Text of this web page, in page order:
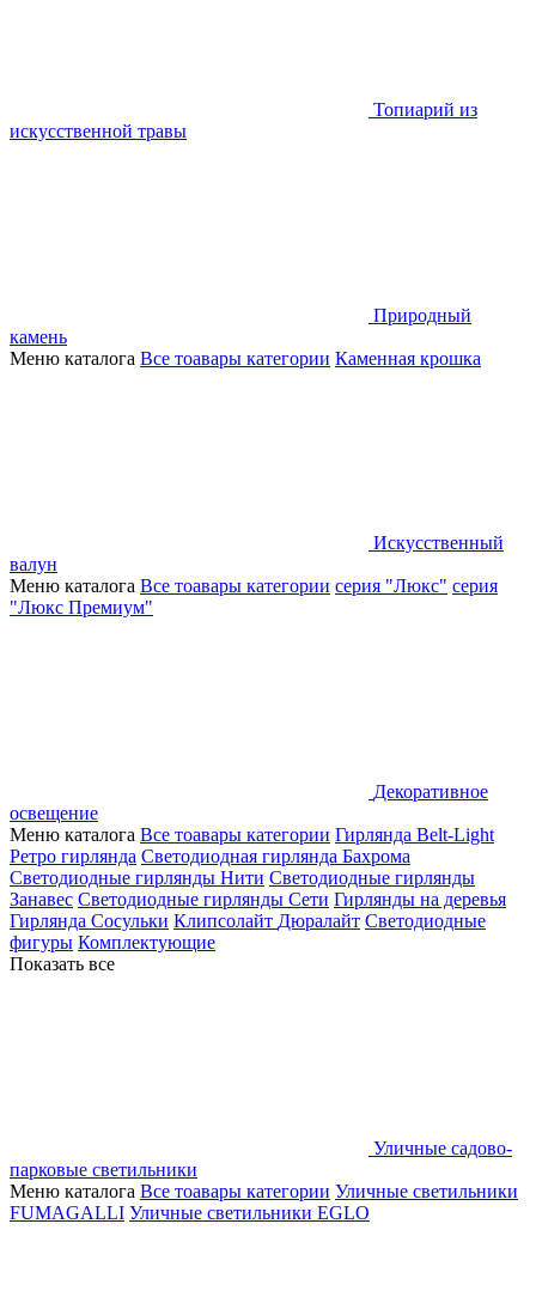
Топиарий из
искусственной травы
Природный
камень
Меню каталога Все тоавары категории Каменная крошка
Искусственный
валун
Меню каталога Все тоавары категории серия "Люкс" серия
"Люкс Премиум"
Декоративное
освещение
Меню каталога Все тоавары категории Гирлянда Belt-Light
Ретро гирлянда Светодиодная гирлянда Бахрома
Светодиодные гирлянды Нити Светодиодные гирлянды
Занавес Светодиодные гирлянды Сети Гирлянды на деревья
Гирлянда Сосульки Клипсолайт Дюралайт Светодиодные
фигуры Комплектующие
Показать все
Уличные садово-
парковые светильники
Меню каталога Все тоавары категории Уличные светильники
FUMAGALLI Уличные светильники EGLO